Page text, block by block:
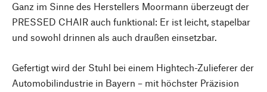
Ganz im Sinne des Herstellers Moormann überzeugt der
PRESSED CHAIR auch funktional: Er ist leicht, stapelbar
und sowohl drinnen als auch draußen einsetzbar.
Gefertigt wird der Stuhl bei einem Hightech-Zulieferer der
Automobilindustrie in Bayern – mit höchster Präzision